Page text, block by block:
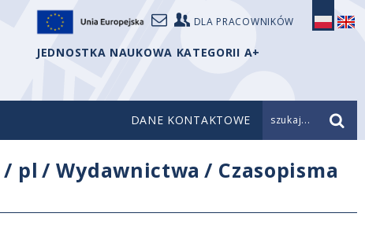
DLA PRACOWNIKÓW
JEDNOSTKA NAUKOWA KATEGORII A+
DANE KONTAKTOWE szukaj...
/ pl /Wydawnictwa / Czasopisma